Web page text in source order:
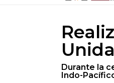
Durante la
Indo-